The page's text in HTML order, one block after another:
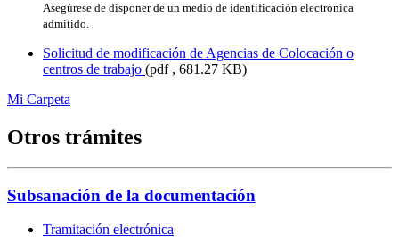
Asegúrese de disponer de un medio de identificación electrónica
admitido.
Solicitud de modificación de Agencias de Colocación o
centros de trabajo (pdf , 681.27 KB)
Mi Carpeta
Otros trámites
Subsanación de la documentación
Tramitación electrónica